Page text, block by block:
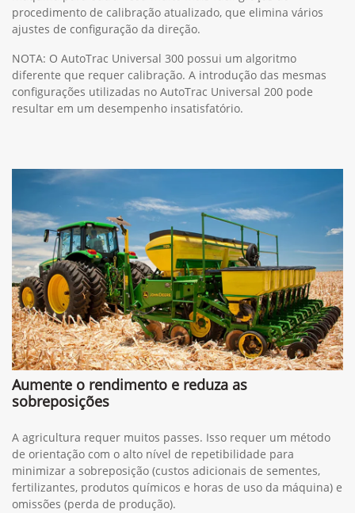
procedimento de calibração atualizado, que elimina vários
ajustes de configuração da direção.
NOTA: O AutoTrac Universal 300 possui um algoritmo
diferente que requer calibração. A introdução das mesmas
configurações utilizadas no AutoTrac Universal 200 pode
resultar em um desempenho insatisfatório.
Aumente o rendimento e reduza as
sobreposições
A agricultura requer muitos passes. Isso requer um método
de orientação com o alto nível de repetibilidade para
minimizar a sobreposição (custos adicionais de sementes,
fertilizantes, produtos químicos e horas de uso da máquina) e
omissões (perda de produção).